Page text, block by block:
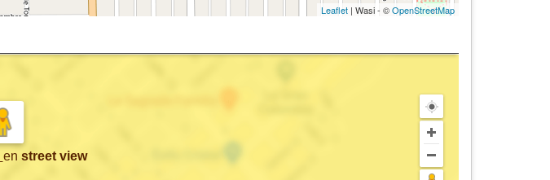
Leaflet | Wasi - ©OpenStreetMap
en street view